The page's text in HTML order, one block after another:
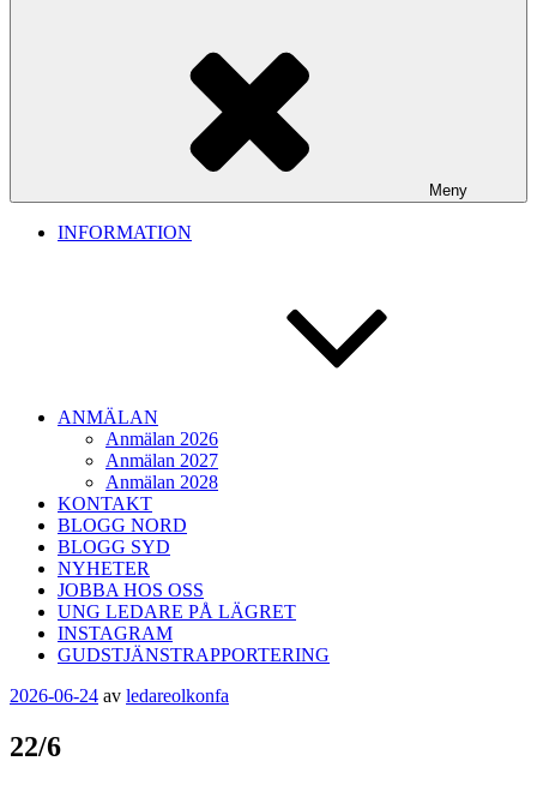
Meny
INFORMATION
ANMÄLAN
Anmälan 2026
Anmälan 2027
Anmälan 2028
KONTAKT
BLOGG NORD
BLOGG SYD
NYHETER
JOBBA HOS OSS
UNG LEDARE PÅ LÄGRET
INSTAGRAM
GUDSTJÄNSTRAPPORTERING
Publicerat
2026-06-24 av ledareolkonfa
22/6